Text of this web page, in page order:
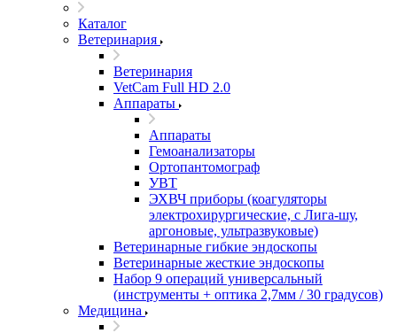
Каталог
Ветеринария
Ветеринария
VetCam Full HD 2.0
Аппараты
Аппараты
Гемоанализаторы
Ортопантомограф
УВТ
ЭХВЧ приборы (коагуляторы
электрохирургические, с Лига-шу,
аргоновые, ультразвуковые)
Ветеринарные гибкие эндоскопы
Ветеринарные жесткие эндоскопы
Набор 9 операций универсальный
(инструменты + оптика 2,7мм / 30 градусов)
Медицина